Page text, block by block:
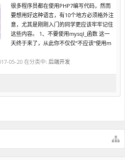
很多程序员都在使用PHP7编写代码，然而
要想用好这种语言，有10个地方必须格外注
意，尤其是刚刚入门的同学更应该牢牢记住
这些内容。 1、不要使用mysql_函数 这一
天终于来了，从此你不仅仅“不应该”使用m
05-20 在分类中: 后端开发